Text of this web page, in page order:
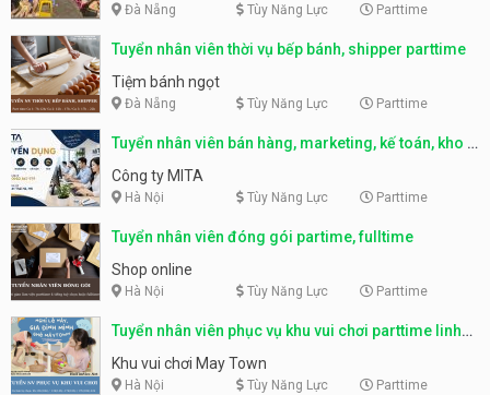
Đà Nẵng Tùy Năng Lực Parttime
Tuyển nhân viên thời vụ bếp bánh, shipper parttime
Tiệm bánh ngọt
Đà Nẵng Tùy Năng Lực Parttime
Tuyển nhân viên bán hàng, marketing, kế toán, kho –
parttime, fulltime
Công ty MITA
Hà Nội Tùy Năng Lực Parttime
Tuyển nhân viên đóng gói partime, fulltime
Shop online
Hà Nội Tùy Năng Lực Parttime
Tuyển nhân viên phục vụ khu vui chơi parttime linh
động
Khu vui chơi May Town
Hà Nội Tùy Năng Lực Parttime